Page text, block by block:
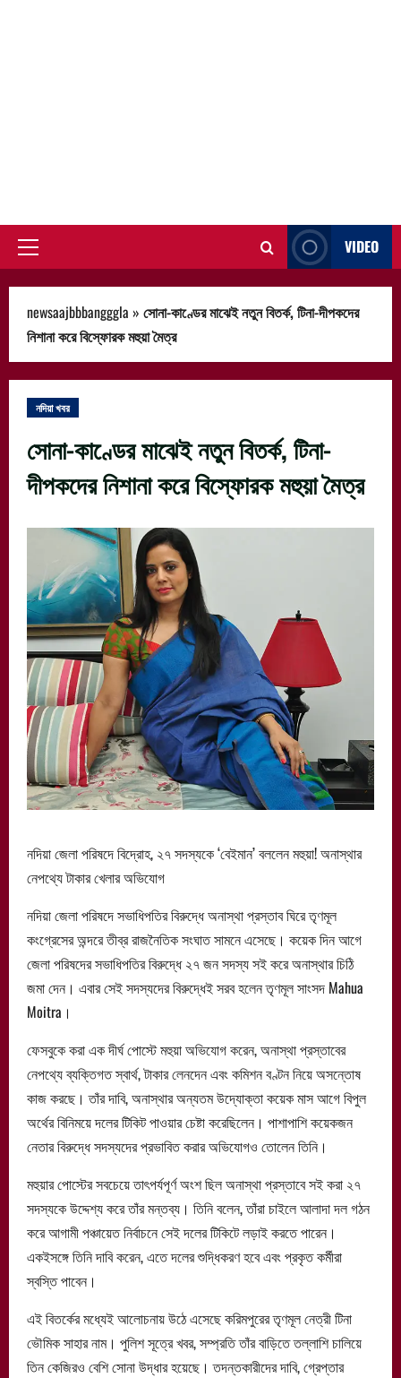
Primary
VIDEO
newsaajbbbangggla » সোনা-কাণ্ডের মাঝেই নতুন বিতর্ক, টিনা-দীপকদের
নিশানা করে বিস্ফোরক মহুয়া মৈত্র
নদিয়া খবর
সোনা-কাণ্ডের মাঝেই নতুন বিতর্ক, টিনা-
দীপকদের নিশানা করে বিস্ফোরক মহুয়া মৈত্র
নদিয়া জেলা পরিষদে বিদ্রোহ, ২৭ সদস্যকে ‘বেইমান’ বললেন মহুয়া! অনাস্থার
নেপথ্যে টাকার খেলার অভিযোগ
নদিয়া জেলা পরিষদে সভাধিপতির বিরুদ্ধে অনাস্থা প্রস্তাব ঘিরে তৃণমূল
কংগ্রেসের অন্দরে তীব্র রাজনৈতিক সংঘাত সামনে এসেছে। কয়েক দিন আগে
জেলা পরিষদের সভাধিপতির বিরুদ্ধে ২৭ জন সদস্য সই করে অনাস্থার চিঠি
জমা দেন। এবার সেই সদস্যদের বিরুদ্ধেই সরব হলেন তৃণমূল সাংসদ Mahua
Moitra।
ফেসবুকে করা এক দীর্ঘ পোস্টে মহুয়া অভিযোগ করেন, অনাস্থা প্রস্তাবের
নেপথ্যে ব্যক্তিগত স্বার্থ, টাকার লেনদেন এবং কমিশন বণ্টন নিয়ে অসন্তোষ
কাজ করছে। তাঁর দাবি, অনাস্থার অন্যতম উদ্যোক্তা কয়েক মাস আগে বিপুল
অর্থের বিনিময়ে দলের টিকিট পাওয়ার চেষ্টা করেছিলেন। পাশাপাশি কয়েকজন
নেতার বিরুদ্ধে সদস্যদের প্রভাবিত করার অভিযোগও তোলেন তিনি।
মহুয়ার পোস্টের সবচেয়ে তাৎপর্যপূর্ণ অংশ ছিল অনাস্থা প্রস্তাবে সই করা ২৭
সদস্যকে উদ্দেশ্য করে তাঁর মন্তব্য। তিনি বলেন, তাঁরা চাইলে আলাদা দল গঠন
করে আগামী পঞ্চায়েত নির্বাচনে সেই দলের টিকিটে লড়াই করতে পারেন।
একইসঙ্গে তিনি দাবি করেন, এতে দলের শুদ্ধিকরণ হবে এবং প্রকৃত কর্মীরা
স্বস্তি পাবেন।
এই বিতর্কের মধ্যেই আলোচনায় উঠে এসেছে করিমপুরের তৃণমূল নেত্রী টিনা
ভৌমিক সাহার নাম। পুলিশ সূত্রে খবর, সম্প্রতি তাঁর বাড়িতে তল্লাশি চালিয়ে
তিন কেজিরও বেশি সোনা উদ্ধার হয়েছে। তদন্তকারীদের দাবি, গ্রেপ্তার